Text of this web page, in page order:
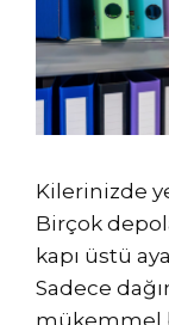
Kilerinizde
Birçok
kapı üstü
Sadece
mükemmel